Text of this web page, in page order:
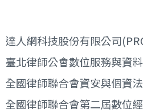
達人網科技股份有限公司
臺北律師公會數位服務與資
全國律師聯合會資安與個資
全國律師聯合會第二屆數位